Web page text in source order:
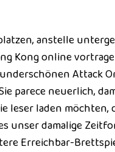
anstelle
Kong online
Attack
parece neuerlich,
leser laden möchten,
unser damalige
Erreichbar-